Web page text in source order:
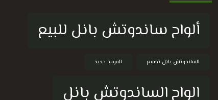
ألواح ساندوتش بانل للبيع
الساندوتش بانل تصنيع القرميد حديد
الواح الساندوتش بانل